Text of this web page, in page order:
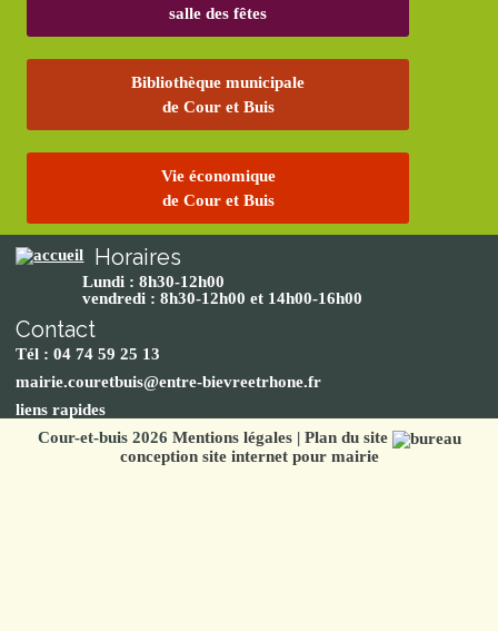
salle des fêtes
Bibliothèque municipale
de Cour et Buis
Vie économique
de Cour et Buis
Horaires
Lundi : 8h30-12h00
vendredi : 8h30-12h00 et 14h00-16h00
Contact
Tél : 04 74 59 25 13
mairie.couretbuis@entre-bievreetrhone.fr
liens rapides
Cour-et-buis 2026 Mentions légales| Plan du site
conception site internet pour mairie